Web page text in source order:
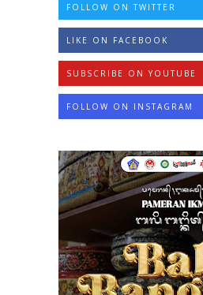
FOLLOW ON TWITTER
LIKE ON FACEBOOK
SUBSCRIBE ON YOUTUBE
FOLLOW ON INSTAGRAM